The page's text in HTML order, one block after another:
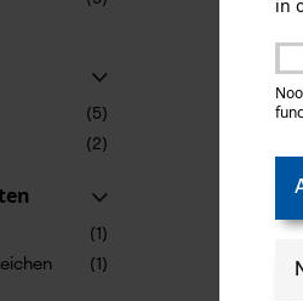
(5)
(2)
(1)
(1)
in